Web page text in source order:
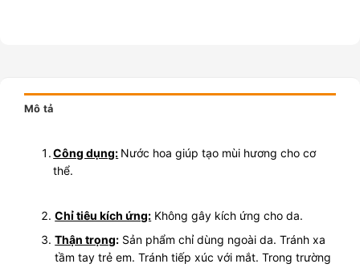
Mô tả
Công dụng: Nước hoa giúp tạo mùi hương cho cơ
thể.
Chỉ tiêu kích ứng: Không gây kích ứng cho da.
Thận trọng: Sản phẩm chỉ dùng ngoài da. Tránh xa
tầm tay trẻ em. Tránh tiếp xúc với mắt. Trong trường